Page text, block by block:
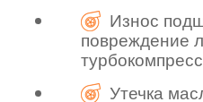
Износ
повреждение
Утечка